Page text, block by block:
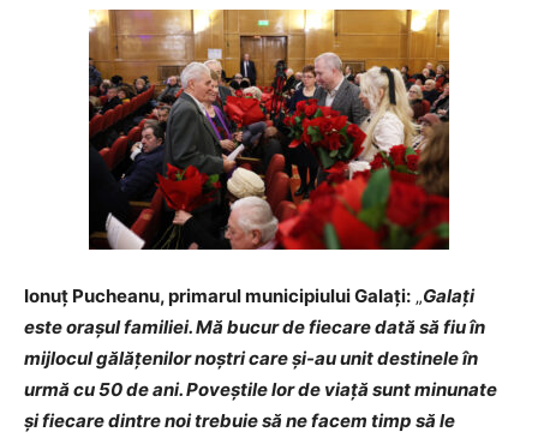
Ionuț Pucheanu, primarul municipiului Galați: „Galați
este orașul familiei. Mă bucur de fiecare dată să fiu în
mijlocul gălățenilor noștri care și-au unit destinele în
urmă cu 50 de ani. Poveștile lor de viață sunt minunate
și fiecare dintre noi trebuie să ne facem timp să le